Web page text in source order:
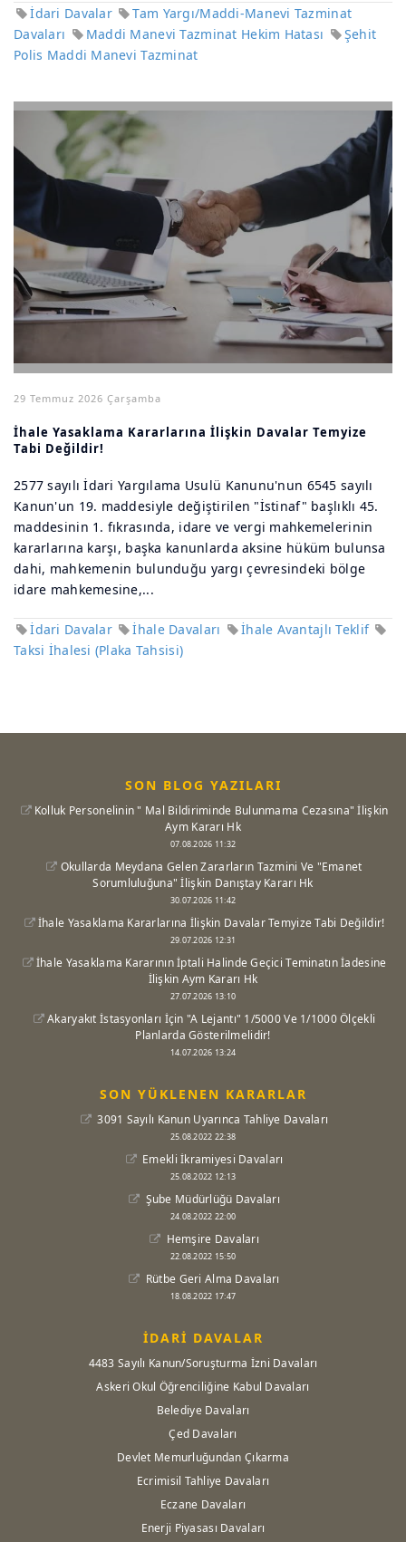
İdari Davalar
Tam Yargı/Maddi-Manevi Tazminat
Davaları
Maddi Manevi Tazminat Hekim Hatası
Şehit
Polis Maddi Manevi Tazminat
29 Temmuz 2026 Çarşamba
İhale Yasaklama Kararlarına İlişkin Davalar Temyize
Tabi Değildir!
2577 sayılı İdari Yargılama Usulü Kanunu'nun 6545 sayılı
Kanun'un 19. maddesiyle değiştirilen "İstinaf" başlıklı 45.
maddesinin 1. fıkrasında, idare ve vergi mahkemelerinin
kararlarına karşı, başka kanunlarda aksine hüküm bulunsa
dahi, mahkemenin bulunduğu yargı çevresindeki bölge
idare mahkemesine,...
İdari Davalar İhale Davaları
İhale Avantajlı Teklif
Taksi İhalesi (Plaka Tahsisi)
SON BLOG YAZILARI
Kolluk Personelinin " Mal Bildiriminde Bulunmama Cezasına" İlişkin
Aym Kararı Hk
07.08.2026 11:32
Okullarda Meydana Gelen Zararların Tazmini Ve "Emanet
Sorumluluğuna" İlişkin Danıştay Kararı Hk
30.07.2026 11:42
İhale Yasaklama Kararlarına İlişkin Davalar Temyize Tabi Değildir!
29.07.2026 12:31
İhale Yasaklama Kararının İptali Halinde Geçici Teminatın İadesine
İlişkin Aym Kararı Hk
27.07.2026 13:10
Akaryakıt İstasyonları İçin "A Lejantı" 1/5000 Ve 1/1000 Ölçekli
Planlarda Gösterilmelidir!
14.07.2026 13:24
SON YÜKLENEN KARARLAR
3091 Sayılı Kanun Uyarınca Tahliye Davaları
25.08.2022 22:38
Emekli İkramiyesi Davaları
25.08.2022 12:13
Şube Müdürlüğü Davaları
24.08.2022 22:00
Hemşire Davaları
22.08.2022 15:50
Rütbe Geri Alma Davaları
18.08.2022 17:47
İDARİ DAVALAR
4483 Sayılı Kanun/Soruşturma İzni Davaları
Askeri Okul Öğrenciliğine Kabul Davaları
Belediye Davaları
Çed Davaları
Devlet Memurluğundan Çıkarma
Ecrimisil Tahliye Davaları
Eczane Davaları
Enerji Piyasası Davaları